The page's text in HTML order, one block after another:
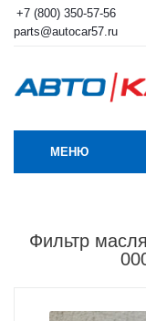
+7 (800) 350-57-56
parts@autocar57.ru
МЕНЮ
Фильтр